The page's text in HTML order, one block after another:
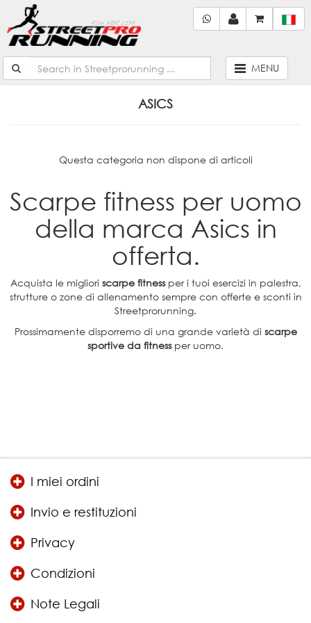
MENU
ASICS
Questa categoria non dispone di articoli
Scarpe fitness per uomo
della marca Asics in
offerta.
Acquista le migliori scarpe fitnessper i tuoi esercizi in palestra,
strutture o zone di allenamento sempre con offerte e sconti in
Streetprorunning.
Prossimamente disporremo di una grande varietà di scarpe
sportive da fitnessper uomo.
I miei ordini
Invio e restituzioni
Privacy
Condizioni
Note Legali